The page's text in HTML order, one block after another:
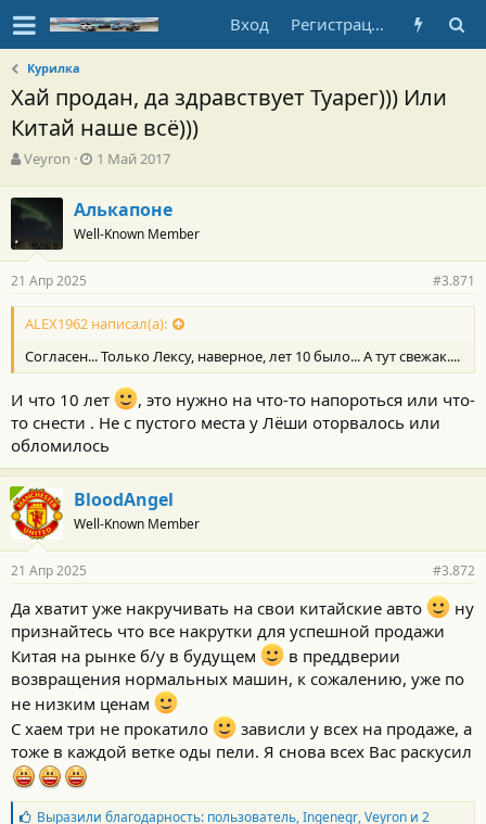
Вход Регистрация
Курилка
Хай продан, да здравствует Туарег))) Или
Китай наше всё)))
А
т
о
т
е
м
ы
Veyron
Д
а
н
а
л
а
1 Май 2017
Алькапоне
Well-Known Member
21 Апр 2025 #3.871
ALEX1962 написал(а):
Согласен... Только Лексу, наверное, лет 10 было... А тут свежак....
И что 10 лет
, это нужно на что-то напороться или что-
то снести . Не с пустого места у Лёши оторвалось или
обломилось
BloodAngel
Well-Known Member
21 Апр 2025 #3.872
Да хватит уже накручивать на свои китайские авто
ну
признайтесь что все накрутки для успешной продажи
Китая на рынке б/у в будущем
в преддверии
возвращения нормальных машин, к сожалению, уже по
не низким ценам
С хаем три не прокатило
зависли у всех на продаже, а
тоже в каждой ветке оды пели. Я снова всех Вас раскусил
Б
Выразили благодарность: пользователь,Ingenegr,Veyronи 2